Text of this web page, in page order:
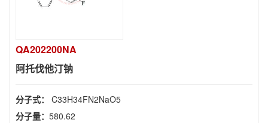
QA202200NA
阿托伐他汀钠
分子式： C33H34FN2NaO5
分子量： 580.62